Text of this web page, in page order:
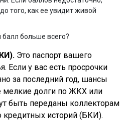
того, как ее увидит живой
балл больше всего?
Это паспорт вашего
Если у вас есть просрочки
за последний год, шансы
мелкие долги по ЖКХ или
быть переданы коллекторам
кредитных историй (БКИ).